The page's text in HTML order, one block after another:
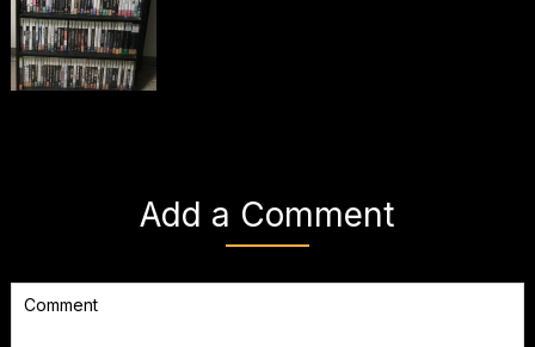
Add a Comment